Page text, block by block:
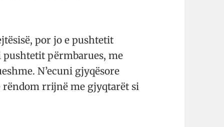
por jo e pushtetit
përmbarues, me
N’ecuni gjyqësore
rëndom rrijnë me gjyqtarët si